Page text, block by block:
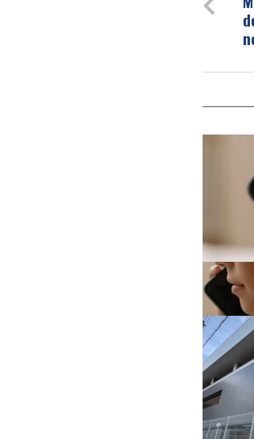
Bloqueio
avança
verificação